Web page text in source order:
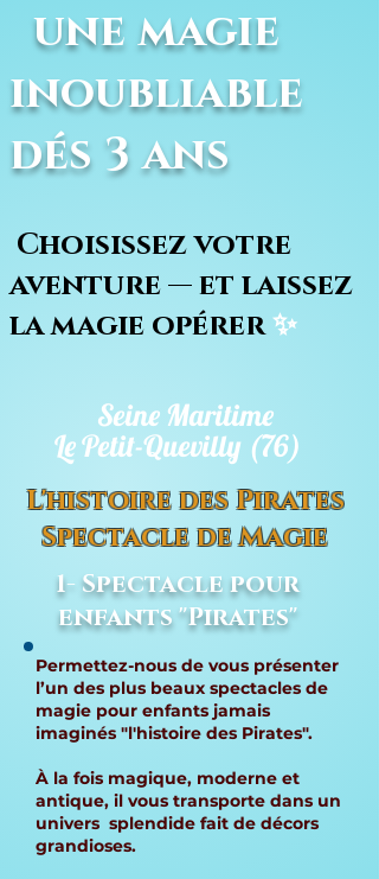
une magie
inoubliable
dés 3 ans
Choisissez votre
aventure — et laissez
la magie opérer✨
Le Petit-Quevilly (76)
Seine Maritime
L'histoire des Pirates
Spectacle de Magie
1- Spectacle pour
enfants "Pirates"
Permettez-nous de vous présenter
l’un des plus beaux spectacles de
magie pour enfants jamais
imaginés "l'histoire des Pirates".
À la fois magique, moderne et
antique, il vous transporte dans un
univers splendide fait de décors
grandioses.